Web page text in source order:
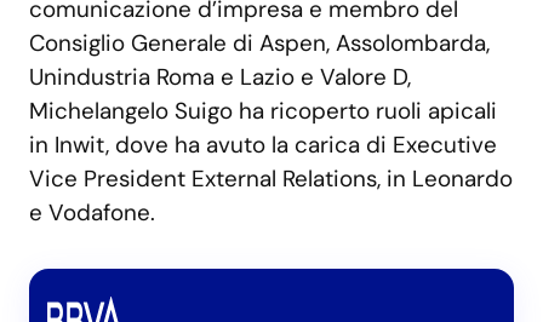
comunicazione d’impresa e membro del
Consiglio Generale di Aspen, Assolombarda,
Unindustria Roma e Lazio e Valore D,
Michelangelo Suigo ha ricoperto ruoli apicali
in Inwit, dove ha avuto la carica di Executive
Vice President External Relations, in Leonardo
e Vodafone.